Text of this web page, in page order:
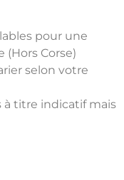
pour une
(Hors Corse)
selon votre
à titre indicatif mais